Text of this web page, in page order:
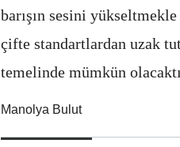
barışın sesini
çifte standartlardan uzak
temelinde mümkün
Manolya Bulut